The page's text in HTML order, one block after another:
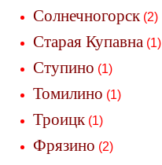
Солнечногорск(2)
Старая Купавна(1)
Ступино (1)
Томилино (1)
Троицк(1)
Фрязино (2)